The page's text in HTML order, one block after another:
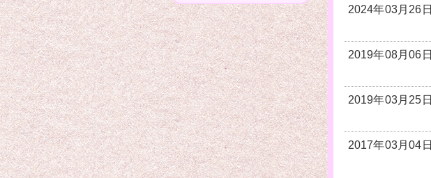
2024年03月26日
2019年08月06日
2019年03月25日
2017年03月04日